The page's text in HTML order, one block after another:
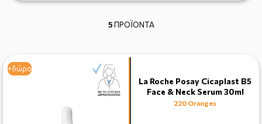
5ΠΡΟΪΟΝΤΑ
+δώρο
+δώρο
La Roche Posay Cicaplast B5
Face & Neck Serum 30ml
220 Oranges